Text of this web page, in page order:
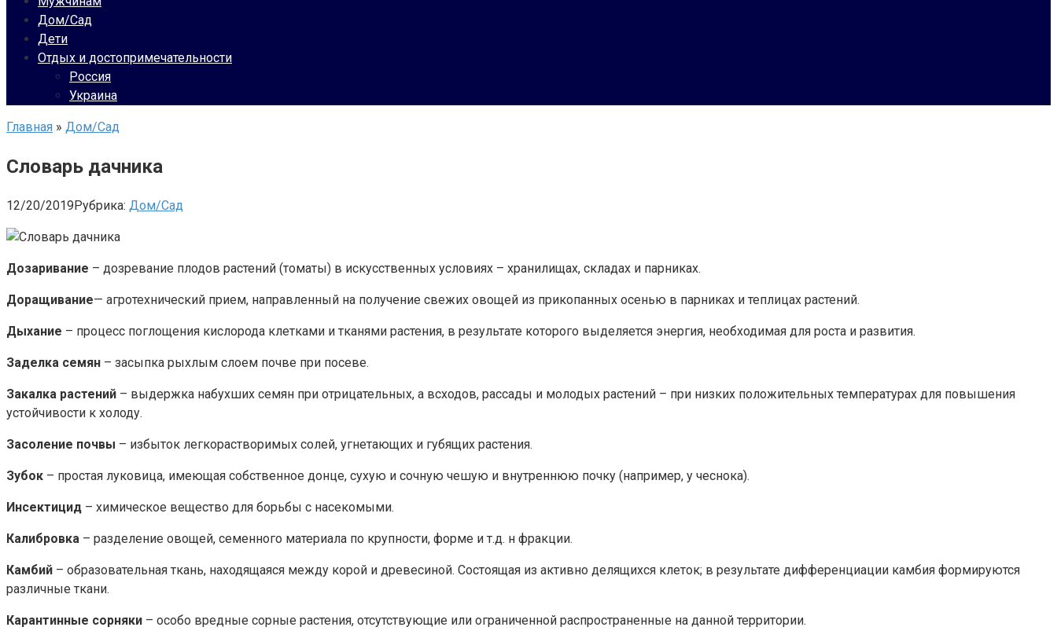
Дом/Сад
Дети
Отдых и достопримечательности
Россия
Украина
Главная » Дом/Сад
Словарь дачника
12/20/2019Рубрика: Дом/Сад
Дозаривание – дозревание плодов растений (томаты) в искусственных условиях – хранилищах, складах и парниках.
Доращивание— агротехнический прием, направленный на получение свежих овощей из прикопанных осенью в парниках и теплицах растений.
Дыхание – процесс поглощения кислорода клетками и тканями растения, в результате которого выделяется энергия, необходимая для роста и развития.
Заделка семян – засыпка рыхлым слоем почве при посеве.
Закалка растений – выдержка набухших семян при отрицательных, а всходов, рассады и молодых растений – при низких положительных температурах для повышения
устойчивости к холоду.
Засоление почвы – избыток легкорастворимых солей, угнетающих и губящих растения.
Зубок – простая луковица, имеющая собственное донце, сухую и сочную чешую и внутреннюю почку (например, у чеснока).
Инсектицид – химическое вещество для борьбы с насекомыми.
Калибровка – разделение овощей, семенного материала по крупности, форме и т.д. н фракции.
Камбий – образовательная ткань, находящаяся между корой и древесиной. Состоящая из активно делящихся клеток; в результате дифференциации камбия формируются
различные ткани.
Карантинные сорняки – особо вредные сорные растения, отсутствующие или ограниченной распространенные на данной территории.